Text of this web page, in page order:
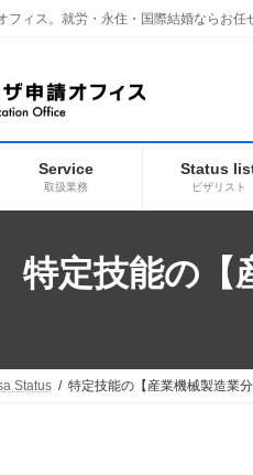
フィス。就労・永住・国際結婚ならお任
Service
取扱業務
Status
ビザリスト
特定技能の【
Status 特定技能の【産業機械製造業